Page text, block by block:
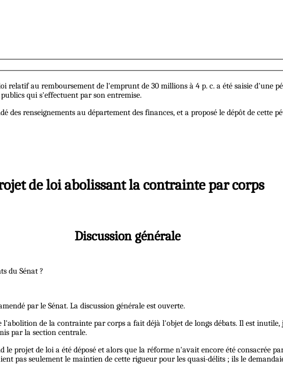
relatif au remboursement de l'emprunt de 30 millions à 4 p. c. a été saisie d'une
qui s'effectuent par son entremise.
des renseignements au département des finances, et a proposé le dépôt de cette
de loi abolissant la contrainte par corps
Discussion générale
du Sénat ?
par le Sénat. La discussion générale est ouverte.
l'abolition de la contrainte par corps a fait déjà l'objet de longs débats. Il est
par la section centrale.
le projet de loi a été déposé et alors que la réforme n'avait encore été consacrée
pas seulement le maintien de cette rigueur pour les quasi-délits ; ils le